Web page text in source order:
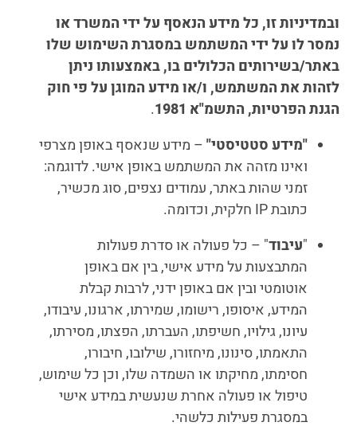
ובמדיניות זו, כל מידע הנאסף על ידי המשרד או
נמסר לו על ידי המשתמש במסגרת השימוש שלו
באתר/בשירותים הכלולים בו, באמצעותו ניתן
לזהות את המשתמש, ו/או מידע המוגן על פי חוק
הגנת הפרטיות, התשמ"א 1981
.
"מידע סטטיסטי"– מידע שנאסף באופן מצרפי
ואינו מזהה את המשתמש באופן אישי. לדוגמה:
זמני שהות באתר, עמודים נצפים, סוג מכשיר,
כתובת IP חלקית, וכדומה.
"עיבוד" – כל פעולה או סדרת פעולות
המתבצעות על מידע אישי, בין אם באופן
אוטומטי ובין אם באופן ידני, לרבות קבלת
המידע, איסופו, רישומו, שמירתו, ארגונו, עיבודו,
עיונו, גילויו, חשיפתו, העברתו, הפצתו, מסירתו,
התאמתו, סינונו, מיחזורו, שילובו, חיבורו,
חסימתו, מחיקתו או השמדה שלו, וכן כל שימוש,
טיפול או פעולה אחרת שנעשית במידע אישי
במסגרת פעילות כלשהי.